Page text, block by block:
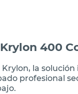
400
la
profesional